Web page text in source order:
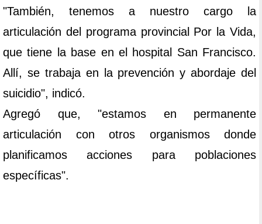
"También, tenemos a nuestro cargo la
articulación del programa provincial Por la Vida,
que tiene la base en el hospital San Francisco.
Allí, se trabaja en la prevención y abordaje del
suicidio", indicó.
Agregó que, "estamos en permanente
articulación con otros organismos donde
planificamos acciones para poblaciones
específicas".